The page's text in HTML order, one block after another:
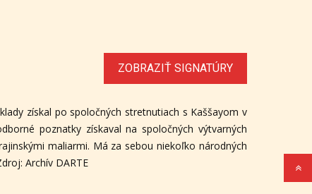
ZOBRAZIŤ SIGNATÚRY
získal po spoločných stretnutiach s Kaššayom v
poznatky získaval na spoločných výtvarných
maliarmi. Má za sebou niekoľko národných
Archív DARTE